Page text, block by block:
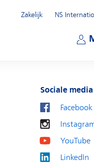
Zakelijk
NS
Sociale media
Facebook
YouTube
LinkedIn